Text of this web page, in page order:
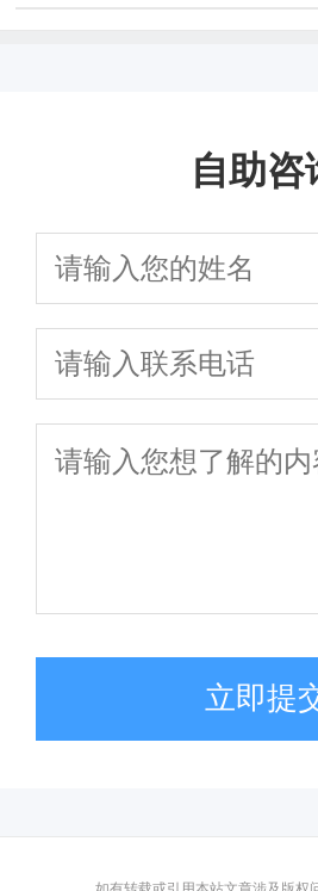
自助咨
立即提
如有转载或引用本站文章涉及版权